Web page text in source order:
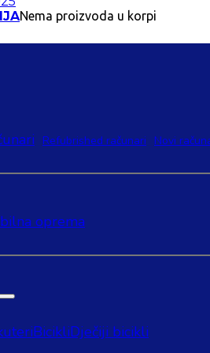
Nema proizvoda u korpi
Refubrished računari Novi
oprema
BicikliDječiji bicikli